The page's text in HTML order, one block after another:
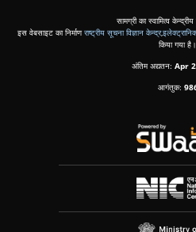
सामग्री का स्वामित्व
इस वेबसाइट का निर्माणराष्ट्रीय सूचना विज्ञान केन्द्र,
किया गया है।
अंतिम अद्यतन: Apr
आगंतुक: